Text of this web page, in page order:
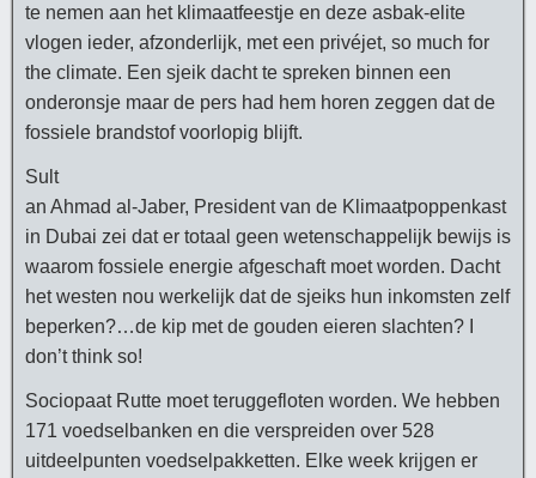
te nemen aan het klimaatfeestje en deze asbak-elite
vlogen ieder, afzonderlijk, met een privéjet, so much for
the climate. Een sjeik dacht te spreken binnen een
onderonsje maar de pers had hem horen zeggen dat de
fossiele brandstof voorlopig blijft.
Sult
an Ahmad al-Jaber, President van de Klimaatpoppenkast
in Dubai zei dat er totaal geen wetenschappelijk bewijs is
waarom fossiele energie afgeschaft moet worden. Dacht
het westen nou werkelijk dat de sjeiks hun inkomsten zelf
beperken?…de kip met de gouden eieren slachten? I
don’t think so!
Sociopaat Rutte moet teruggefloten worden. We hebben
171 voedselbanken en die verspreiden over 528
uitdeelpunten voedselpakketten. Elke week krijgen er